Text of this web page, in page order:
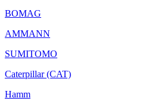
BOMAG
AMMANN
SUMITOMO
Caterpillar (CAT)
Hamm